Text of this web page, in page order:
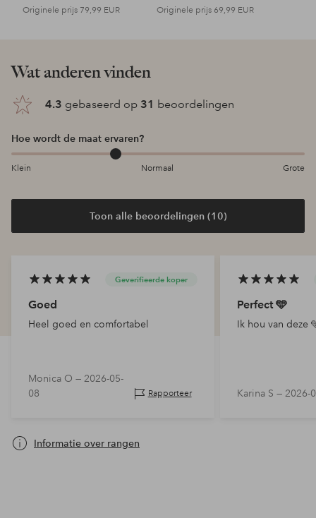
Originele prijs 79,99 EUR Originele prijs 69,99 EUR
Wat anderen vinden
4.3 gebaseerd op 31 beoordelingen
Hoe wordt de maat ervaren?
Klein Normaal Grote
Toon alle beoordelingen (10)
Geverifieerde koper
Goed
Heel goed en comfortabel
Monica O — 2026-05-
08
Rapporteer
Perfect 🩵
Ik hou van deze
Karina S — 2026-
Informatie over rangen